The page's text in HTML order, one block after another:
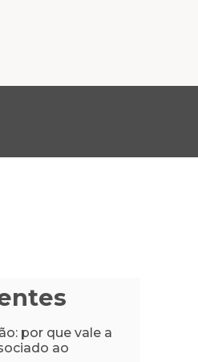
por que vale a
ao